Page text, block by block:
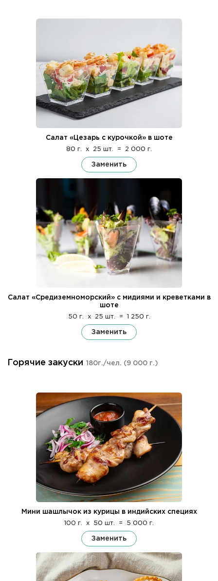
Салат «Цезарь с курочкой» в шоте
80 г. x 25 шт. = 2 000 г.
Заменить
Салат «Средиземноморский» с мидиями и креветками в
шоте
50 г. x 25 шт. = 1 250 г.
Заменить
Горячие закуски 180г./чел. (9 000 г.)
Мини шашлычок из курицы в индийских специях
100 г. x 50 шт. = 5 000 г.
Заменить